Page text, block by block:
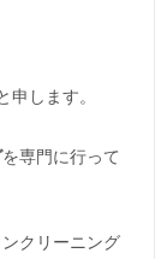
申します。
を専門に行って
クリーニング